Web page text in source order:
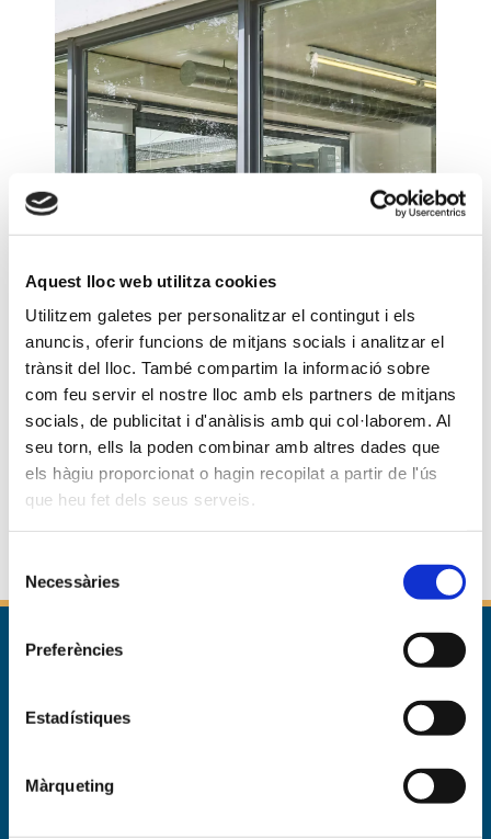
Aquest lloc web utilitza cookies
Utilitzem galetes per personalitzar el contingut i els
anuncis, oferir funcions de mitjans socials i analitzar el
trànsit del lloc. També compartim la informació sobre
com feu servir el nostre lloc amb els partners de mitjans
socials, de publicitat i d'anàlisis amb qui col·laborem. Al
seu torn, ells la poden combinar amb altres dades que
els hàgiu proporcionat o hagin recopilat a partir de l'ús
que heu fet dels seus serveis.
consentiment
Necessàries
Preferències
Estadístiques
Màrqueting
Complex Aquàtic – Zona esportiva